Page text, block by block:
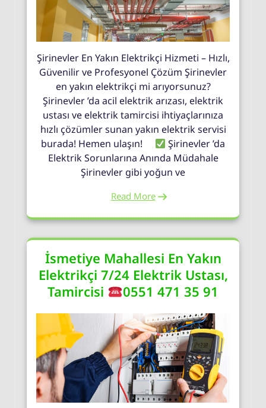
Şirinevler En Yakın Elektrikçi Hizmeti – Hızlı,
Güvenilir ve Profesyonel Çözüm Şirinevler
en yakın elektrikçi mi arıyorsunuz?
Şirinevler ’da acil elektrik arızası, elektrik
ustası ve elektrik tamircisi ihtiyaçlarınıza
hızlı çözümler sunan yakın elektrik servisi
burada! Hemen ulaşın!
Şirinevler ’da
Elektrik Sorunlarına Anında Müdahale
Şirinevler gibi yoğun ve
Read More
İsmetiye Mahallesi En Yakın
Elektrikçi 7/24 Elektrik Ustası,
Tamircisi
0551 471 35 91